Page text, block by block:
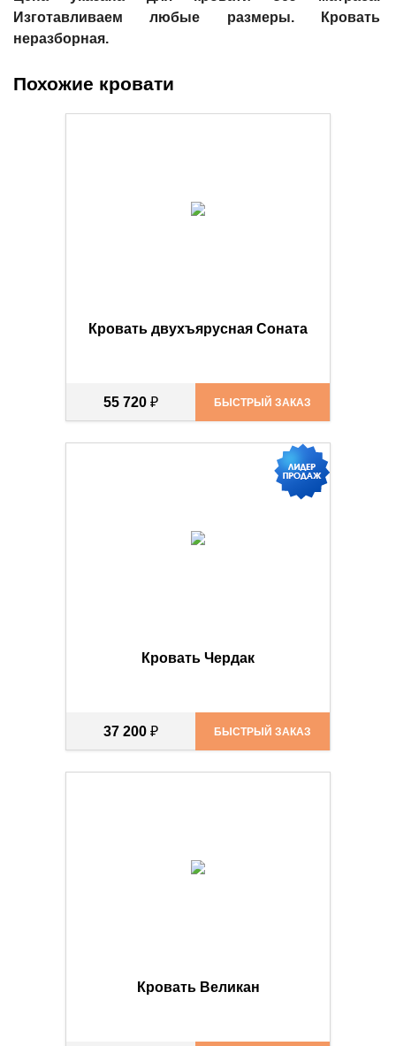
Изготавливаем любые размеры. Кровать
неразборная.
Похожие кровати
Кровать двухъярусная Соната
55 720 ₽ БЫСТРЫЙ ЗАКАЗ
Кровать Чердак
37 200 ₽ БЫСТРЫЙ ЗАКАЗ
Кровать Великан